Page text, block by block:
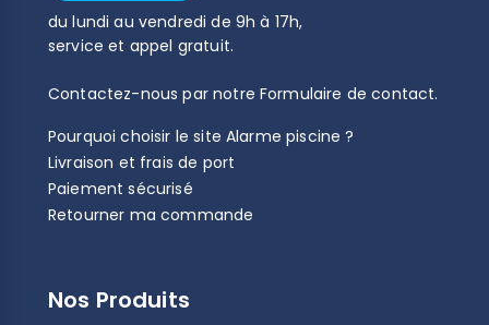
dulundi au vendredi de 9h à 17h,
service et appel gratuit.
Contactez-nous par notre Formulaire de contact.
Pourquoi choisir le site Alarme piscine ?
Livraison et frais de port
Paiement sécurisé
Retourner ma commande
Nos Produits